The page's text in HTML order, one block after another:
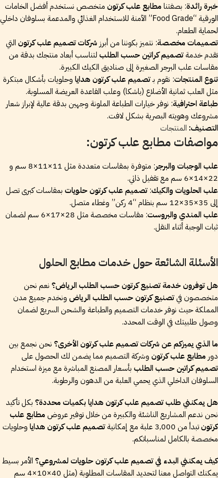
خبرة رائدة: بصفتنامطابع علب كرتون متخصص نستخدم أفضل الخامات
الورقية “Food Grade” الآمنة للاستخدام الغذائي والمدعمة بسلوفان داخلي
لحماية الطعام.
تصميمات مخصصة: نتميز بكوننا من أبرز شركات تصميم علب كرتون التي
تقدم خدمة تصميم كراتين حسب الطلب لتناسب أبعاد منتجك بدقة من
مقاسات علب البرجر الصغيرة إلى صناديق الكيك الكبيرة.
تنوع المنتجات: نقوم بـتصميم علب كرتون هدايا وحلويات بأشكال مبتكرة
مثل العلب ثمانية الأضلاع (باشكا) وعلب القاعدة العريضة المسلوبة.
طباعة احترافية: نوفر خيارات الطباعة الملونة وجهين بدقة عالية لإبراز شعار
مشروعك وهويته البصرية بشكل لافت.
التصنيف: المنتجات
مواصفات مطابع علب كرتون:
علب الوجبات والبرجر: متوفرة بمقاسات متعددة مثل 11×11×8
سم و
22×14×6
سم مع تقفيل ذاتي.
علب الحلويات والكيك: تصميم علب كرتون حلويات بمقاسات كبرى تصل
إلى 35×35×12
سم بنظام “4 ركن” وغطاء متصل.
علب المندي والبروست: مقاسات مخصصة مثل 28×17×6
سم لضمان
ثبات الوجبة أثناء النقل.
الأسئلة الشائعة حول خدمات مطابع الحلول
هل توفرون خدمة تصنيع كرتون حسب الطلب الرياض؟ نعم نحن
متخصصون فيتصنيع كرتون حسب الطلب الرياض ونخدم جميع مدن
المملكة حيث نوفر خدمات التصميم والطباعة والشحن السريع لضمان
وصول طلبيتك في الوقت المحدد.
ما الذي يميزكم عن شركات تصميم علب كرتون الأخرى؟ نحن نجمع بين
دور مطابع علب كرتون وشركة التصميم مما يضمن لك الحصول على
تصميم كراتين حسب الطلب بأسعار المصنع المباشرة مع ميزة استخدام
السلوفان الداخلي الذي يحمي العلبة من الدهون والرطوبة.
هل يمكنني طلب تصميم علب كرتون هدايا بكميات محددة؟ بكل تأكيد
نحن ندعم المشاريع الناشئة والكبيرة من خلال توفير عروضمطابع علب
كرتونتبدأ من 3,000 علبة مع إمكانية تصميم علب كرتون هدايا وحلويات
مخصصة بالكامل لمناسباتكم.
كيف يمكنني البدء في تصميم علب كرتون حلويات لمشروعي؟ الأمر بسيط
يمكنك التواصل معنا لتحديد المقاسات المطلوبة (مثل 40×10×4 سم